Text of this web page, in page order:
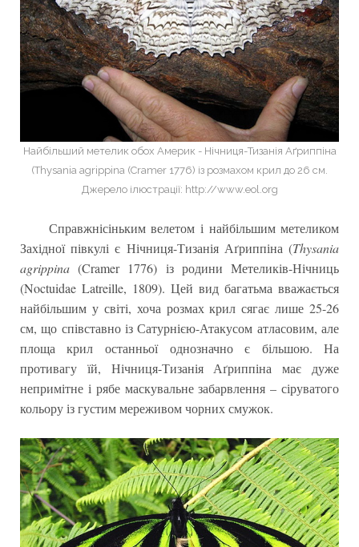
Найбільший метелик обох Америк - Нічниця-Тизанія Аґриппіна
(Thysania agrippina (Cramer 1776) із розмахом крил до 26 см.
Джерело ілюстрації: http://www.eol.org
Справжнісіньким велетом і найбільшим метеликом
Західної півкулі є Нічниця-Тизанія Аґриппіна (Thysania
agrippina(Cramer 1776) із родини Метеликів-Нічниць
(Noctuidae Latreille, 1809). Цей вид багатьма вважається
найбільшим у світі, хоча розмах крил сягає лише 25-26
см, що співставно із Сатурнією-Атакусом атласовим, але
площа крил останньої однозначно є більшою. На
противагу їй, Нічниця-Тизанія Аґриппіна має дуже
непримітне і рябе маскувальне забарвлення – сіруватого
кольору із густим мереживом чорних смужок.